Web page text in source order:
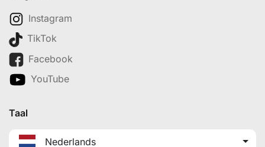
Instagram
TikTok
Facebook
YouTube
Taal
Nederlands